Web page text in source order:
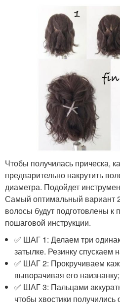
Чтобы получилась прическа,
предварительно накрутить
диаметра. Подойдет
Самый оптимальный вариант
волосы будут подготовлены к
пошаговой инструкции.
✅ ШАГ 1: Делаем три
затылке. Резинку спускаем
✅ ШАГ 2: Прокручиваем
выворачивая его наизнанку;
✅ ШАГ 3: Пальцами
чтобы хвостики